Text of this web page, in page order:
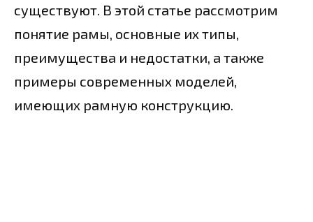
существуют. В этой статье рассмотрим
понятие рамы, основные их типы,
преимущества и недостатки, а также
примеры современных моделей,
имеющих рамную конструкцию.